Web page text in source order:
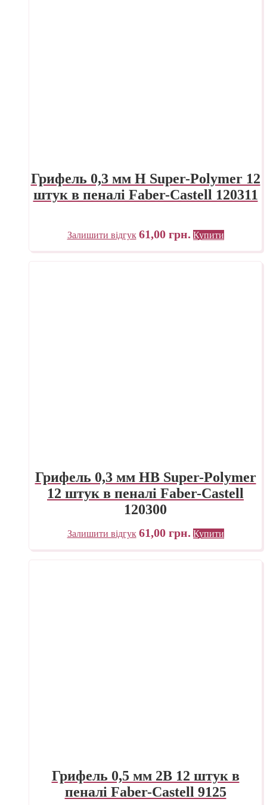
Грифель 0,3 мм H Super-Polymer 12
штук в пеналі Faber-Castell 120311
Залишити відгук 61,00 грн. Купити
Грифель 0,3 мм HB Super-Polymer
12 штук в пеналі Faber-Castell
120300
Залишити відгук 61,00 грн. Купити
Грифель 0,5 мм 2B 12 штук в
пеналі Faber-Castell 9125